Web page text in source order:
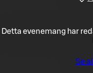
Detta evenemang har
Se